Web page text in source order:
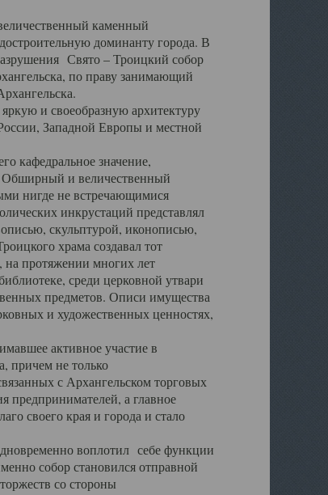
каменный
доминанту города. В
Свято – Троицкий собор
по праву занимающий
и своеобразную архитектуру
Западной Европы и местной
кафедральное значение,
Обширный и величественный
нигде не встречающимися
инкрустаций представлял
скульптурой, иконописью,
храма создавал тот
на протяжении многих лет
среди церковной утвари
предметов. Описи имущества
и художественных ценностях,
активное участие в
причем не только
с Архангельском торговых
предпринимателей, а главное
своего края и города и стало
воплотил себе функции
собор становился отправной
со стороны